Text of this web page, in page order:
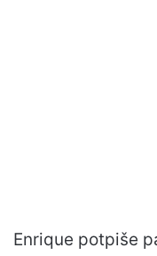
Enrique potpiše